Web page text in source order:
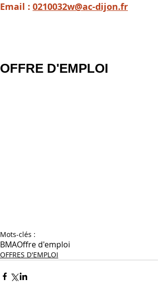
Email : 0210032w@ac-dijon.fr
OFFRE D'EMPLOI
Mots-clés :
BMAOffre d'emploi
OFFRES D'EMPLOI